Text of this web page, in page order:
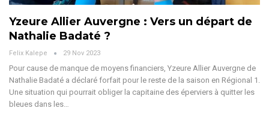
Yzeure Allier Auvergne : Vers un départ de
Nathalie Badaté ?
Felix Kalepe 29 Nov 2023
Pour cause de manque de moyens financiers, Yzeure Allier Auvergne de
Nathalie Badaté a déclaré forfait pour le reste de la saison en Régional 1.
Une situation qui pourrait obliger la capitaine des éperviers à quitter les
bleues dans les…